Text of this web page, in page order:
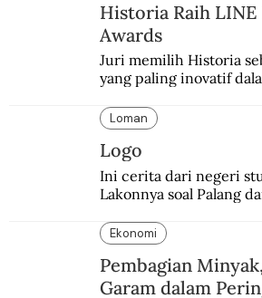
Historia Raih LINE
Awards
Juri memilih Historia
yang paling inovatif
Loman
Logo
Ini cerita dari negeri
Lakonnya soal Palang
Ekonomi
Pembagian
Garam dalam